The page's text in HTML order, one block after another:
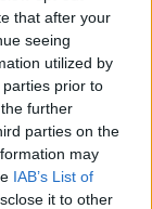
that after your
seeing
utilized by
prior to
further
parties on the
may
IAB’s List of
it to other